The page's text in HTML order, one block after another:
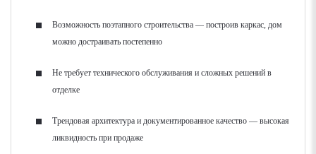
Возможность поэтапного строительства — построив каркас, дом
можно достраивать постепенно
Не требует технического обслуживания и сложных решений в
отделке
Трендовая архитектура и документированное качество — высокая
ликвидность при продаже